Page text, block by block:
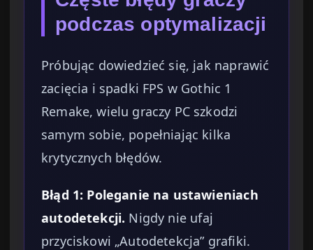
podczas optymalizacji
Próbując dowiedzieć się, jak naprawić
zacięcia i spadki FPS w Gothic 1
Remake, wielu graczy PC szkodzi
samym sobie, popełniając kilka
krytycznych błędów.
Błąd 1: Poleganie na ustawieniach
autodetekcji. Nigdy nie ufaj
przyciskowi „Autodetekcja” grafiki.